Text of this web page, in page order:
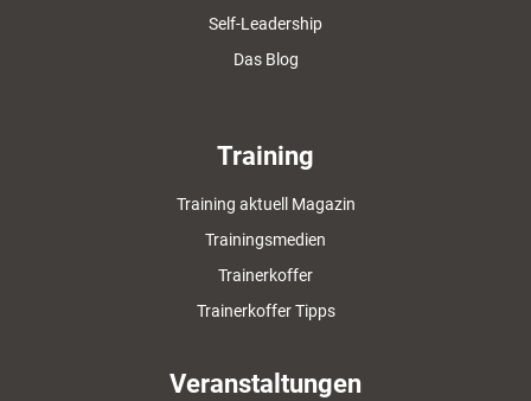
Self-Leadership
Das Blog
Training
Training aktuell Magazin
Trainingsmedien
Trainerkoffer
Trainerkoffer Tipps
Veranstaltungen